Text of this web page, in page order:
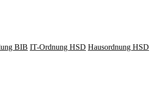
BIB IT-Ordnung HSD Hausordnung HSD